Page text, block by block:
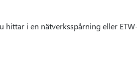
i en nätverksspårning eller